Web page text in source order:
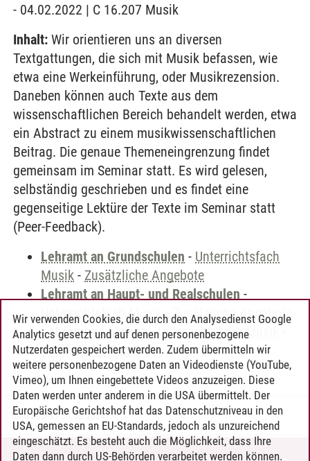
- 04.02.2022 | C 16.207 Musik
Inhalt: Wir orientieren uns an diversen
Textgattungen, die sich mit Musik befassen, wie
etwa eine Werkeinführung, oder Musikrezension.
Daneben können auch Texte aus dem
wissenschaftlichen Bereich behandelt werden, etwa
ein Abstract zu einem musikwissenschaftlichen
Beitrag. Die genaue Themeneingrenzung findet
gemeinsam im Seminar statt. Es wird gelesen,
selbständig geschrieben und es findet eine
gegenseitige Lektüre der Texte im Seminar statt
(Peer-Feedback).
Lehramt an Grundschulen - Unterrichtsfach
Musik - Zusätzliche Angebote
Lehramt an Haupt- und Realschulen -
Unterrichtsfach Musik- Zusätzliche Angebote
Lehren und Lernen-Unterrichtsfach Musik
Zusätzliche Angebote
Timo Leder/30.06.2024
Wir verwenden Cookies, die durch den Analysedienst Google
Analytics gesetzt und auf denen personenbezogene
Nutzerdaten gespeichert werden. Zudem übermitteln wir
weitere personenbezogene Daten an Videodienste (YouTube,
Vimeo), um Ihnen eingebettete Videos anzuzeigen. Diese
Daten werden unter anderem in die USA übermittelt. Der
Europäische Gerichtshof hat das Datenschutzniveau in den
USA, gemessen an EU-Standards, jedoch als unzureichend
eingeschätzt. Es besteht auch die Möglichkeit, dass Ihre
Daten dann durch US-Behörden verarbeitet werden können.